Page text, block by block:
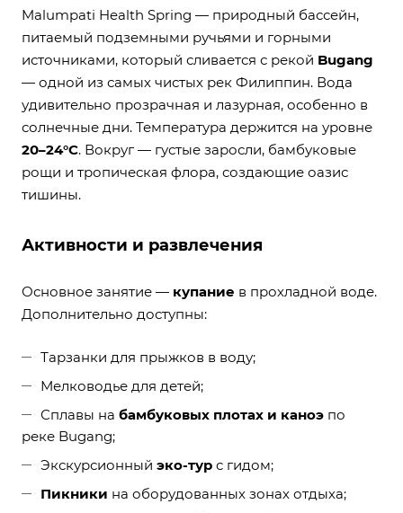
Malumpati Health Spring — природный бассейн,
питаемый подземными ручьями и горными
источниками, который сливается с рекой Bugang
— одной из самых чистых рек Филиппин. Вода
удивительно прозрачная и лазурная, особенно в
солнечные дни. Температура держится на уровне
20–24°C. Вокруг — густые заросли, бамбуковые
рощи и тропическая флора, создающие оазис
тишины.
Активности и развлечения
Основное занятие — купание в прохладной воде.
Дополнительно доступны:
Тарзанки для прыжков в воду;
Мелководье для детей;
Сплавы на бамбуковых плотах и каноэ по
реке Bugang;
Экскурсионный эко-тур с гидом;
Пикники на оборудованных зонах отдыха;